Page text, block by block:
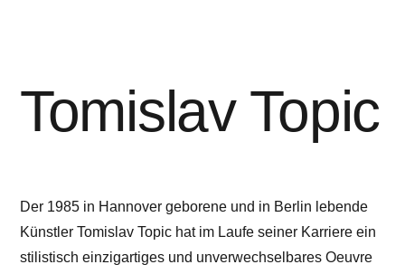
Tomislav Topic
Der 1985 in Hannover geborene und in Berlin lebende
Künstler Tomislav Topic hat im Laufe seiner Karriere ein
stilistisch einzigartiges und unverwechselbares Oeuvre